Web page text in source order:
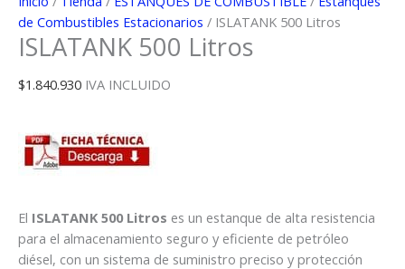
de Combustibles Estacionarios / ISLATANK 500 Litros
ISLATANK 500 Litros
$1.840.930 IVA INCLUIDO
El ISLATANK 500 Litros es un estanque de alta resistencia
para el almacenamiento seguro y eficiente de petróleo
diésel, con un sistema de suministro preciso y protección